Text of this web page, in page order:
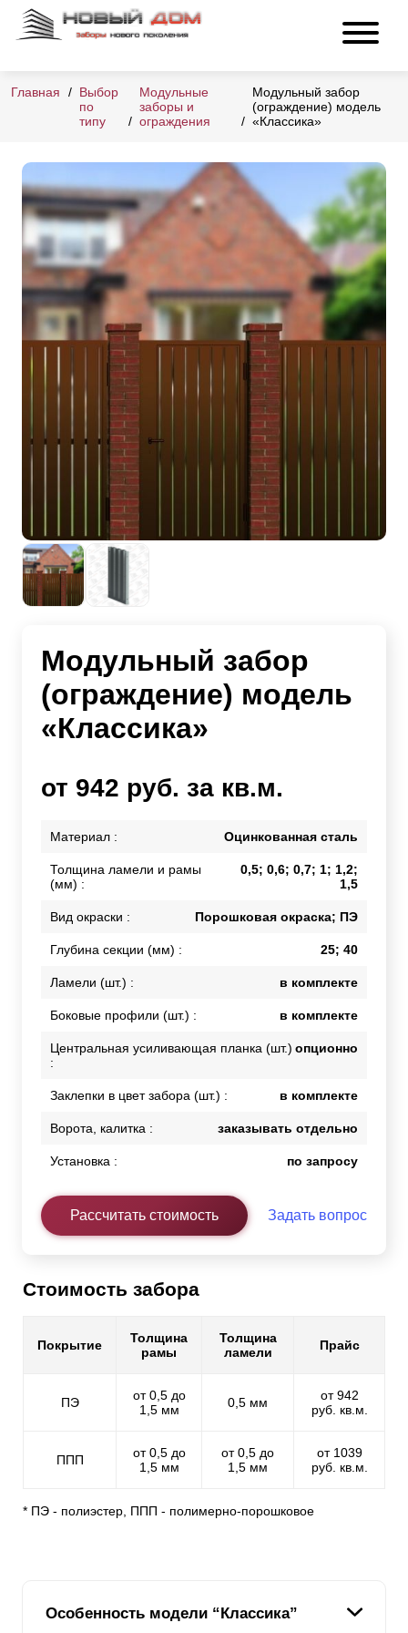
Главная
Выбор
по
типу
Модульные
заборы и
ограждения
Модульный забор
(ограждение) модель
«Классика»
Модульный забор
(ограждение) модель
«Классика»
от 942 руб. за кв.м.
Материал : Оцинкованная сталь
Толщина ламели и рамы
(мм) :
0,5; 0,6; 0,7; 1; 1,2;
1,5
Вид окраски : Порошковая окраска; ПЭ
Глубина секции (мм) : 25; 40
Ламели (шт.) : в комплекте
Боковые профили (шт.) : в комплекте
Центральная усиливающая планка (шт.)
:
опционно
Заклепки в цвет забора (шт.) : в комплекте
Ворота, калитка : заказывать отдельно
Установка : по запросу
Рассчитать стоимость Задать вопрос
Стоимость забора
Покрытие
Толщина
рамы
Толщина
ламели
Прайс
ПЭ
от 0,5 до
1,5 мм
0,5 мм
от 942
руб. кв.м.
ППП
от 0,5 до
1,5 мм
от 0,5 до
1,5 мм
от 1039
руб. кв.м.
* ПЭ - полиэстер, ППП - полимерно-порошковое
Особенность модели “Классика”